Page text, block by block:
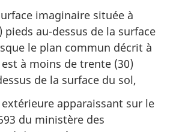
imaginaire située à
pieds au-dessus de la surface
le plan commun décrit à
est à moins de trente (30)
de la surface du sol,
apparaissant sur le
du ministère des